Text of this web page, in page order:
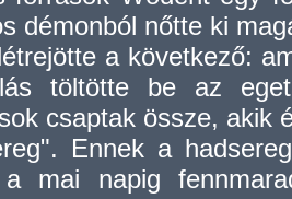
démonból nőtte ki
a következő:
töltötte be az
csaptak össze, akik
Ennek a
mai napig